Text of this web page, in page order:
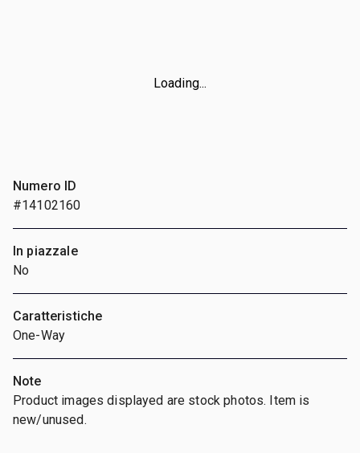
Loading...
Numero ID
#14102160
In piazzale
No
Caratteristiche
One-Way
Note
Product images displayed are stock photos. Item is
new/unused.